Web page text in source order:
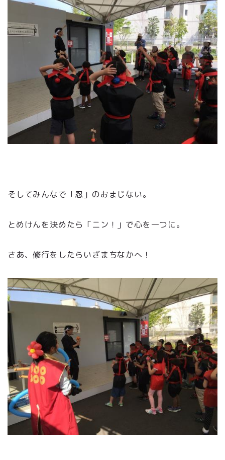
そしてみんなで「忍」のおまじない。
とめけんを決めたら「ニン！」で心を一つに。
さあ、修行をしたらいざまちなかへ！